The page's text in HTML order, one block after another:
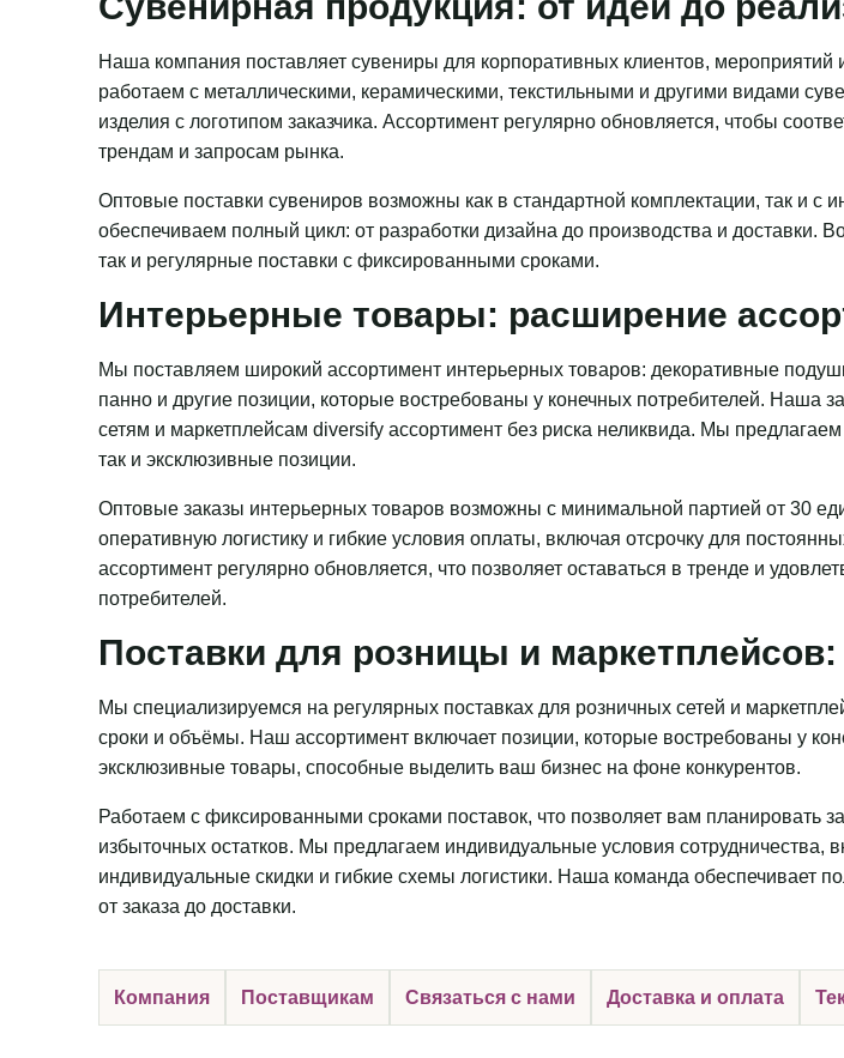
Наша компания поставляет сувениры для корпоративных клиентов, мероприятий
работаем с металлическими, керамическими, текстильными и другими видами
изделия с логотипом заказчика. Ассортимент регулярно обновляется, чтобы
трендам и запросам рынка.
Оптовые поставки сувениров возможны как в стандартной комплектации, так и с
обеспечиваем полный цикл: от разработки дизайна до производства и доставки.
так и регулярные поставки с фиксированными сроками.
Интерьерные товары: расширение
Мы поставляем широкий ассортимент интерьерных товаров: декоративные
панно и другие позиции, которые востребованы у конечных потребителей. Наша
сетям и маркетплейсам diversify ассортимент без риска неликвида. Мы
так и эксклюзивные позиции.
Оптовые заказы интерьерных товаров возможны с минимальной партией от 30
оперативную логистику и гибкие условия оплаты, включая отсрочку для
ассортимент регулярно обновляется, что позволяет оставаться в тренде и
потребителей.
Поставки для розницы и
Мы специализируемся на регулярных поставках для розничных сетей и
сроки и объёмы. Наш ассортимент включает позиции, которые востребованы у
эксклюзивные товары, способные выделить ваш бизнес на фоне конкурентов.
Работаем с фиксированными сроками поставок, что позволяет вам планировать
избыточных остатков. Мы предлагаем индивидуальные условия сотрудничества,
индивидуальные скидки и гибкие схемы логистики. Наша команда обеспечивает
от заказа до доставки.
Компания Поставщикам Связаться с нами Доставка и оплата